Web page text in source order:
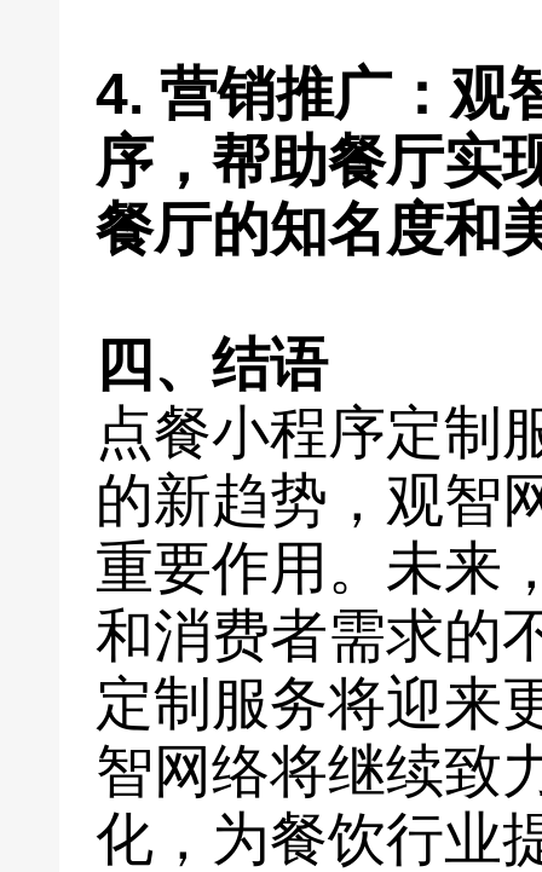
4. 营销推广：观
序，帮助餐厅实
餐厅的知名度和
四、结语
点餐小程序定制
的新趋势，观智
重要作用。未来
和消费者需求的
定制服务将迎来
智网络将继续致
化，为餐饮行业